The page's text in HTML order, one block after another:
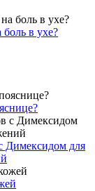
в ухе?
Димексидом для